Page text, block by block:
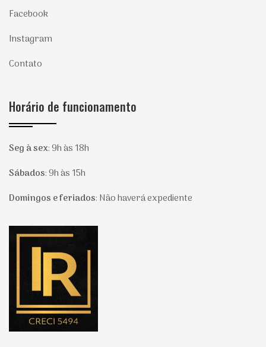
Facebook
Instagram
Contato
Horário de funcionamento
Seg à sex:9h às 18h
Sábados:9h às 15h
Domingos e feriados: Não haverá expediente
Página inicial